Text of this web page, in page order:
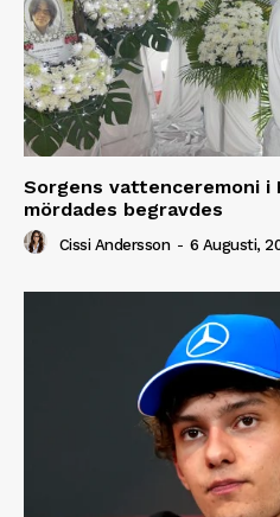
Sorgens vattenceremoni i
mördades begravdes
Cissi Andersson - 6 Augusti,